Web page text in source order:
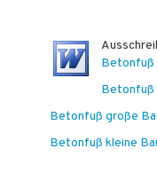
Betonfuß
Betonfuß
Betonfuß große
Betonfuß kleine